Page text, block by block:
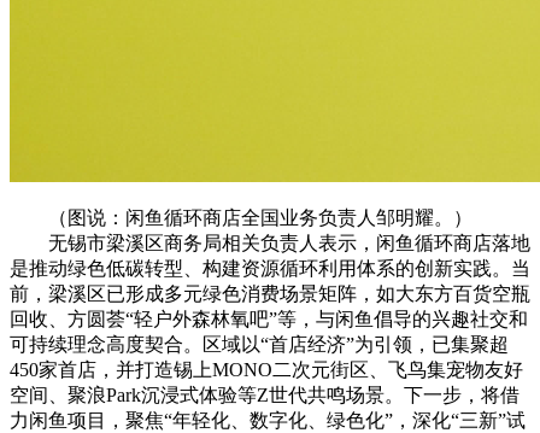
（图说：闲鱼循环商店全国业务负责人邹明耀。）
无锡市梁溪区商务局相关负责人表示，闲鱼循环商店落地
是推动绿色低碳转型、构建资源循环利用体系的创新实践。当
前，梁溪区已形成多元绿色消费场景矩阵，如大东方百货空瓶
回收、方圆荟“轻户外森林氧吧”等，与闲鱼倡导的兴趣社交和
可持续理念高度契合。区域以“首店经济”为引领，已集聚超
450家首店，并打造锡上MONO二次元街区、飞鸟集宠物友好
空间、聚浪Park沉浸式体验等Z世代共鸣场景。下一步，将借
力闲鱼项目，聚焦“年轻化、数字化、绿色化”，深化“三新”试